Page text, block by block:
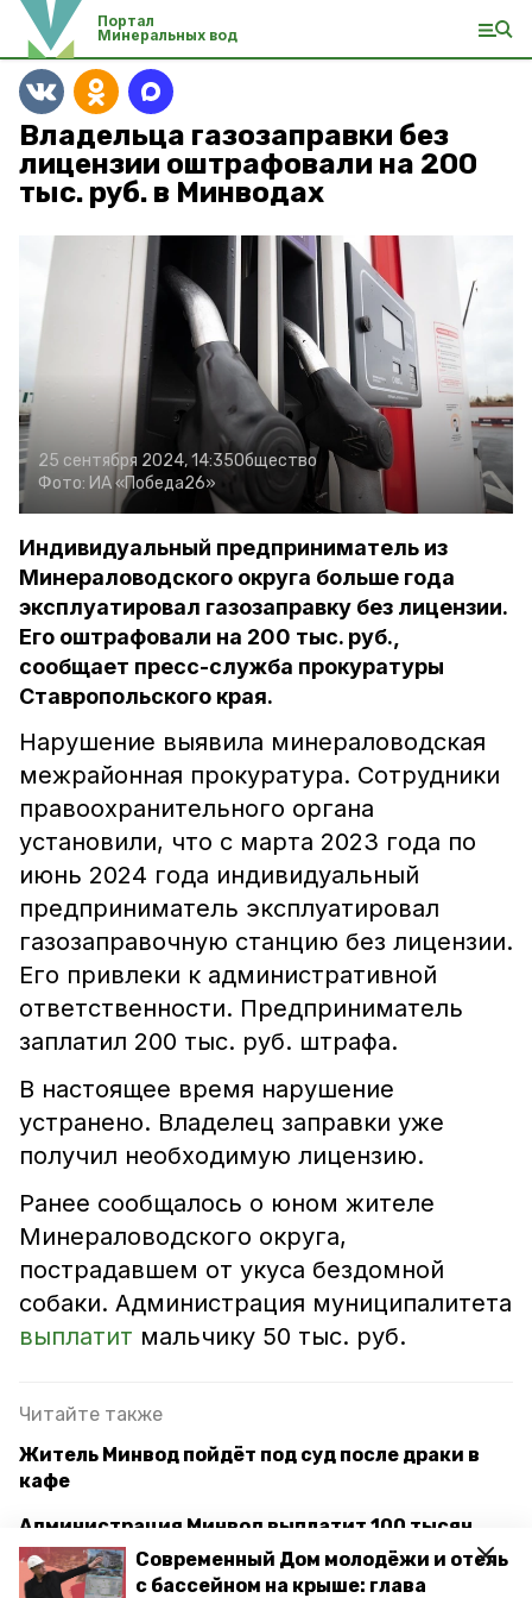
Современный Дом молодёжи и отель
с бассейном на крыше: глава
Портал
Минеральных вод
Владельца газозаправки без
лицензии оштрафовали на 200
тыс. руб. в Минводах
25 сентября 2024, 14:35Общество
Фото: ИА «Победа26»
Индивидуальный предприниматель из
Минераловодского округа больше года
эксплуатировал газозаправку без лицензии.
Его оштрафовали на 200 тыс. руб.,
сообщает пресс-служба прокуратуры
Ставропольского края.
Нарушение выявила минераловодская
межрайонная прокуратура. Сотрудники
правоохранительного органа
установили, что с марта 2023 года по
июнь 2024 года индивидуальный
предприниматель эксплуатировал
газозаправочную станцию без лицензии.
Его привлеки к административной
ответственности. Предприниматель
заплатил 200 тыс. руб. штрафа.
В настоящее время нарушение
устранено. Владелец заправки уже
получил необходимую лицензию.
Ранее сообщалось о юном жителе
Минераловодского округа,
пострадавшем от укуса бездомной
собаки. Администрация муниципалитета
выплатит мальчику 50 тыс. руб.
Читайте также
Житель Минвод пойдёт под суд после драки в
кафе
Администрация Минвод выплатит 100 тысяч
рублей укушенному собакой ребёнку